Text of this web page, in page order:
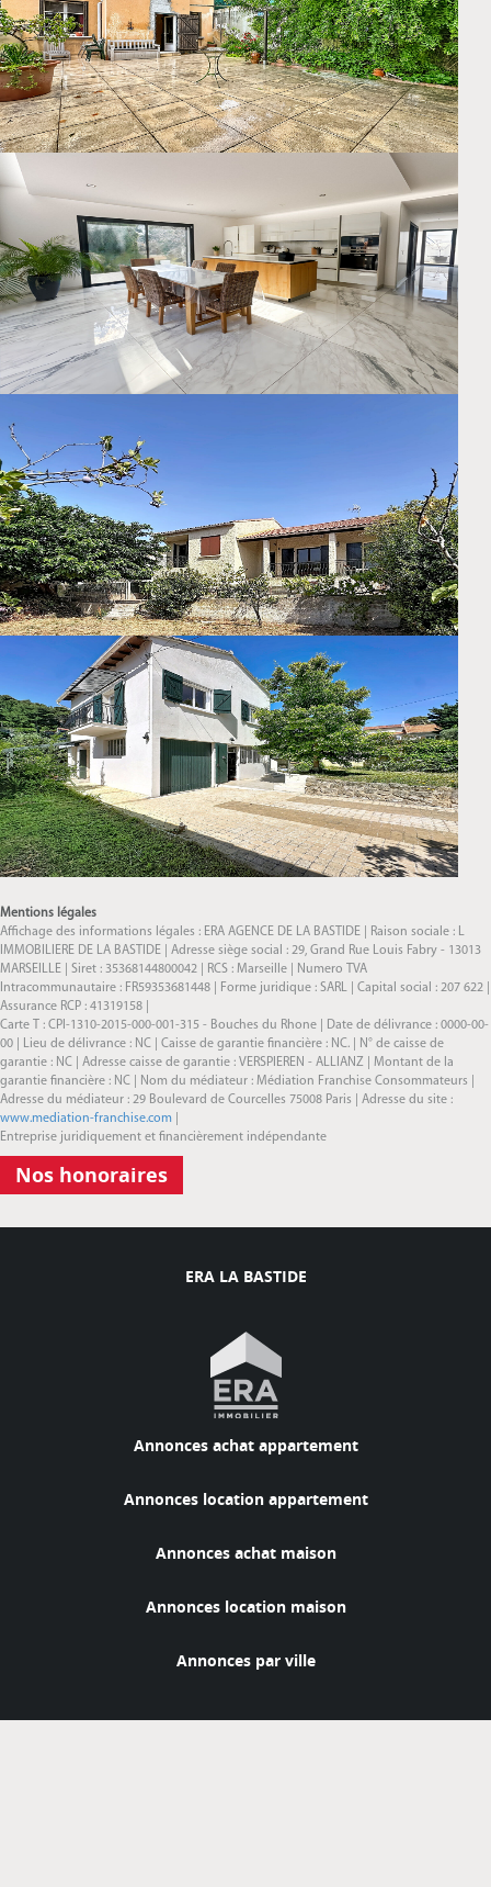
Mentions légales
Affichage des informations légales : ERA AGENCE DE LA BASTIDE | Raison sociale : L
IMMOBILIERE DE LA BASTIDE | Adresse siège social : 29, Grand Rue Louis Fabry - 13013
MARSEILLE | Siret : 35368144800042 | RCS : Marseille | Numero TVA
Intracommunautaire : FR59353681448 | Forme juridique : SARL | Capital social : 207 622 |
Assurance RCP : 41319158 |
Carte T : CPI-1310-2015-000-001-315 - Bouches du Rhone | Date de délivrance : 0000-00-
00 | Lieu de délivrance : NC | Caisse de garantie financière : NC. | N° de caisse de
garantie : NC | Adresse caisse de garantie : VERSPIEREN - ALLIANZ | Montant de la
garantie financière : NC | Nom du médiateur : Médiation Franchise Consommateurs |
Adresse du médiateur : 29 Boulevard de Courcelles 75008 Paris | Adresse du site :
www.mediation-franchise.com
Entreprise juridiquement et financièrement indépendante
Nos honoraires
ERA LA BASTIDE
Annonces achat appartement
Annonces location appartement
Annonces achat maison
Annonces location maison
Annonces par ville